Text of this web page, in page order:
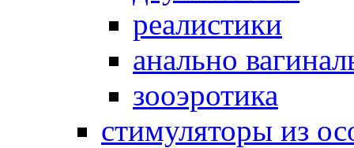
реалистики
анально
зооэротика
стимуляторы из